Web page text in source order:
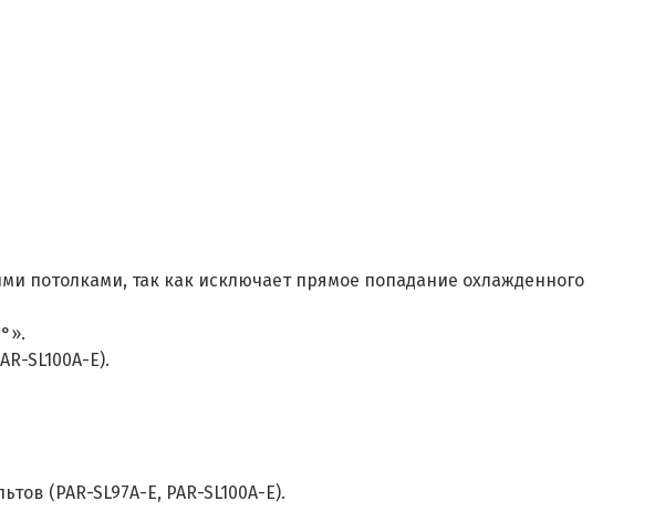
потолками, так как исключает прямое попадание охлажденного
SL100A-E).
(PAR-SL97A-E, PAR-SL100A-E).